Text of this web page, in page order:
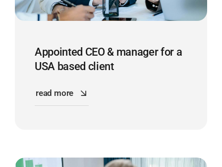
Appointed CEO & manager for a
USA based client
read more